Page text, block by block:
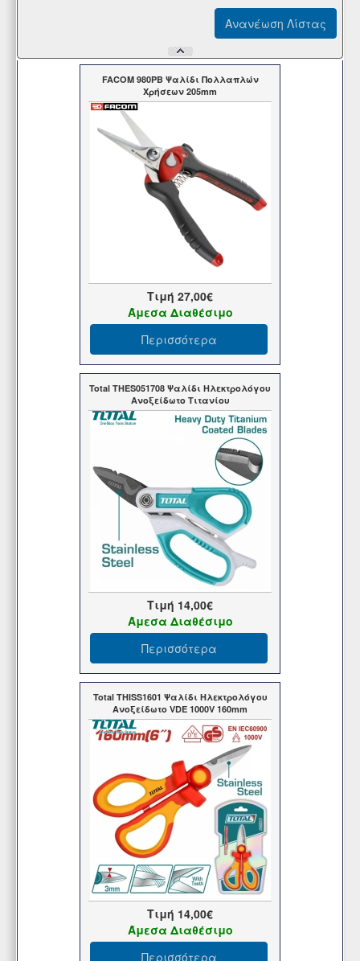
FACOM 980PB Ψαλίδι Πολλαπλών
Χρήσεων 205mm
Τιμή 27,00€
Άμεσα Διαθέσιμο
Περισσότερα
Total THES051708 Ψαλίδι Ηλεκτρολόγου
Ανοξείδωτο Τιτανίου
Τιμή 14,00€
Άμεσα Διαθέσιμο
Περισσότερα
Total THISS1601 Ψαλίδι Ηλεκτρολόγου
Ανοξείδωτο VDE 1000V 160mm
Τιμή 14,00€
Άμεσα Διαθέσιμο
Περισσότερα